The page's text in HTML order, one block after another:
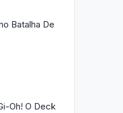
Batalha De
Oh! O Deck